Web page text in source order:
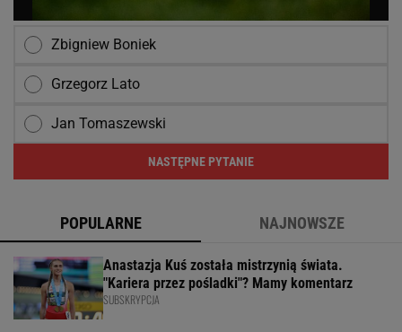
Zbigniew Boniek
Grzegorz Lato
Jan Tomaszewski
NASTĘPNE PYTANIE
POPULARNE NAJNOWSZE
Anastazja Kuś została mistrzynią świata.
"Kariera przez pośladki"? Mamy komentarz
SUBSKRYPCJA